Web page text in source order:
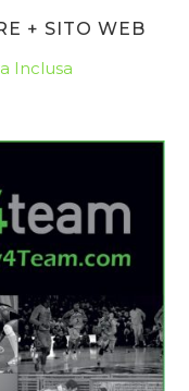
+ SITO WEB
Inclusa